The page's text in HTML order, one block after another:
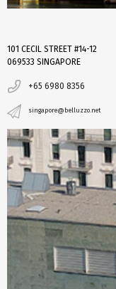
101 CECIL STREET #14-12
069533 SINGAPORE
+65 6980 8356
singapore@belluzzo.net